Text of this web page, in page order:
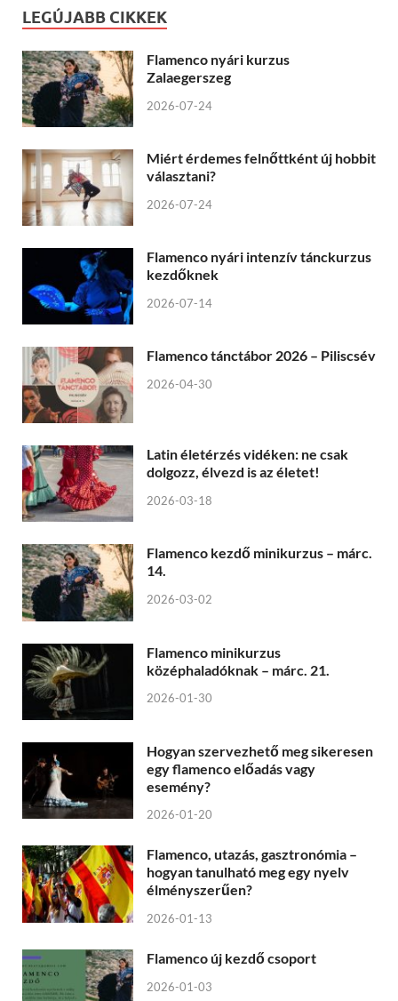
LEGÚJABB CIKKEK
Flamenco nyári kurzus
Zalaegerszeg
2026-07-24
Miért érdemes felnőttként új hobbit
választani?
2026-07-24
Flamenco nyári intenzív tánckurzus
kezdőknek
2026-07-14
Flamenco tánctábor 2026 – Piliscsév
2026-04-30
Latin életérzés vidéken: ne csak
dolgozz, élvezd is az életet!
2026-03-18
Flamenco kezdő minikurzus – márc.
14.
2026-03-02
Flamenco minikurzus
középhaladóknak – márc. 21.
2026-01-30
Hogyan szervezhető meg sikeresen
egy flamenco előadás vagy
esemény?
2026-01-20
Flamenco, utazás, gasztronómia –
hogyan tanulható meg egy nyelv
élményszerűen?
2026-01-13
Flamenco új kezdő csoport
2026-01-03